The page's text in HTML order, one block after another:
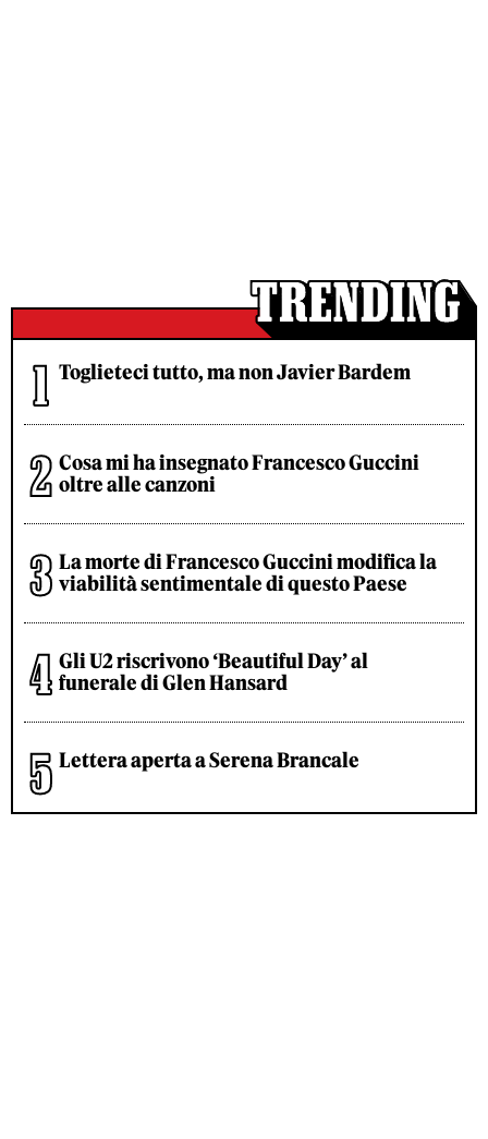
Toglieteci tutto, ma non Javier Bardem
Cosa mi ha insegnato Francesco Guccini
oltre alle canzoni
La morte di Francesco Guccini modifica la
viabilità sentimentale di questo Paese
Gli U2 riscrivono ‘Beautiful Day’ al
funerale di Glen Hansard
Lettera aperta a Serena Brancale